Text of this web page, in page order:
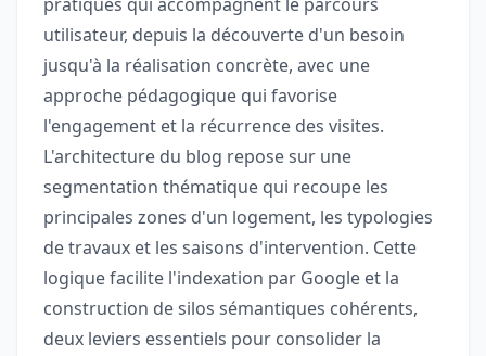
utilisateur, depuis la découverte d'un besoin
jusqu'à la réalisation concrète, avec une
approche pédagogique qui favorise
l'engagement et la récurrence des visites.
L'architecture du blog repose sur une
segmentation thématique qui recoupe les
principales zones d'un logement, les typologies
de travaux et les saisons d'intervention. Cette
logique facilite l'indexation par Google et la
construction de silos sémantiques cohérents,
deux leviers essentiels pour consolider la